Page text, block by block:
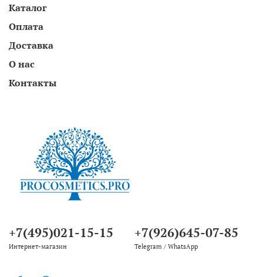
Каталог
Оплата
Доставка
О нас
Контакты
+7(495)021-15-15
Интернет-магазин
+7(926)645-07-85
Telegram / WhatsApp